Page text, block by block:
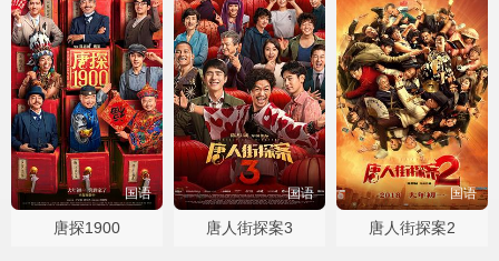
国语
唐探1900
国语
唐人街探案3
国语
唐人街探案2